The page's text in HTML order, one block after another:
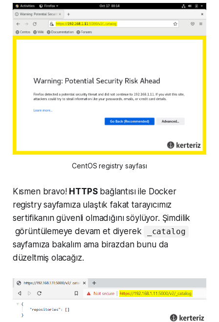
CentOS registry sayfası
Kısmen bravo! HTTPSbağlantısı ile Docker
registry sayfamıza ulaştık fakat tarayıcımız
sertifikanın güvenli olmadığını söylüyor. Şimdilik
görüntülemeye devam et diyerek
_catalog
sayfamıza bakalım ama birazdan bunu da
düzeltmiş olacağız.